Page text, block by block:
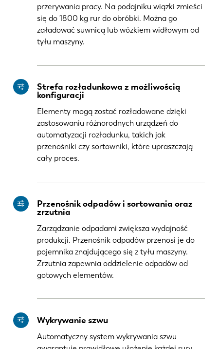
przerywania pracy. Na podajniku wiązki zmieści
się do 1800 kg rur do obróbki. Można go
załadować suwnicą lub wózkiem widłowym od
tyłu maszyny.
Strefa rozładunkowa z możliwością
konfiguracji
Elementy mogą zostać rozładowane dzięki
zastosowaniu różnorodnych urządzeń do
automatyzacji rozładunku, takich jak
przenośniki czy sortowniki, które upraszczają
cały proces.
Przenośnik odpadów i sortowania oraz
zrzutnia
Zarządzanie odpadami zwiększa wydajność
produkcji. Przenośnik odpadów przenosi je do
pojemnika znajdującego się z tyłu maszyny.
Zrzutnia zapewnia oddzielenie odpadów od
gotowych elementów.
Wykrywanie szwu
Automatyczny system wykrywania szwu
PL SK
KO